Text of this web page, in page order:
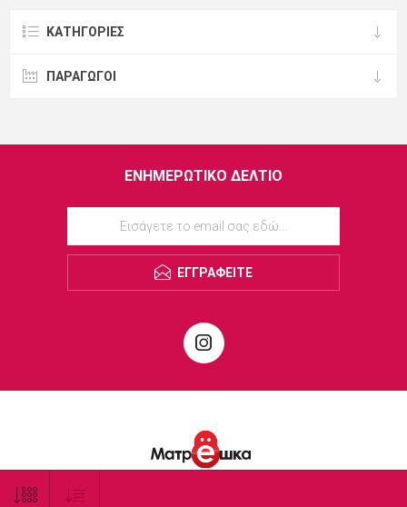
ΚΑΤΗΓΟΡΊΕΣ
ΠΑΡΑΓΩΓΟΙ
ΕΝΗΜΕΡΩΤΙΚΌ ΔΕΛΤΊΟ
ΕΓΓΡΑΦΕΊΤΕ